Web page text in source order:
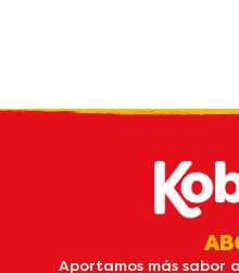
Aportamos más sabor